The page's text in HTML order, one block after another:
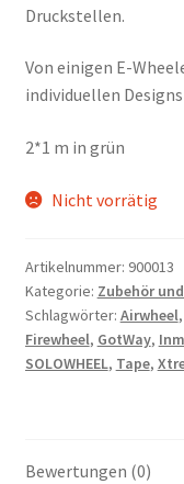
Druckstellen.
Von einigen E-
individuellen
2*1 m in grün
Nicht vorrätig
Artikelnummer: 900013
Kategorie: Zubehör
Schlagwörter: Airwheel,
Firewheel, GotWay,
SOLOWHEEL, Tape,
Bewertungen (0)